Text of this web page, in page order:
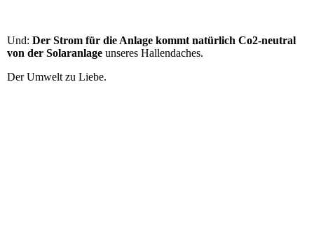
Und: Der Strom für die Anlage kommt natürlich Co2-neutral
von der Solaranlage unseres Hallendaches.
Der Umwelt zu Liebe.